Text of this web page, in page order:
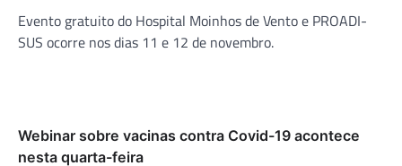
Evento gratuito do Hospital Moinhos de Vento e PROADI-
SUS ocorre nos dias 11 e 12 de novembro.
Webinar sobre vacinas contra Covid-19 acontece
nesta quarta-feira